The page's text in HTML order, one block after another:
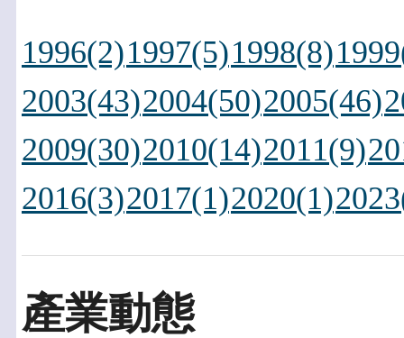
1996(2)1997(5)1998(8)
2003(43)2004(50)2005(46)
2009(30)2010(14)2011(9)
2016(3)2017(1)2020(1)
產業動態